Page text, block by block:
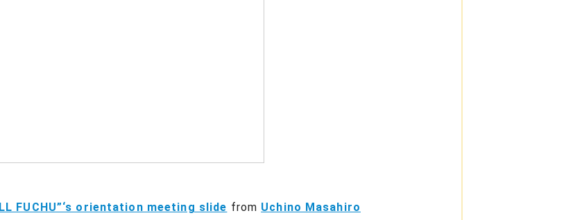
FUCHU”‘s orientation meeting slide from Uchino Masahiro